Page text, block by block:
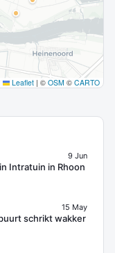
Leaflet | © OSM © CARTO
9 Jun
Intratuin in Rhoon
15 May
schrikt wakker